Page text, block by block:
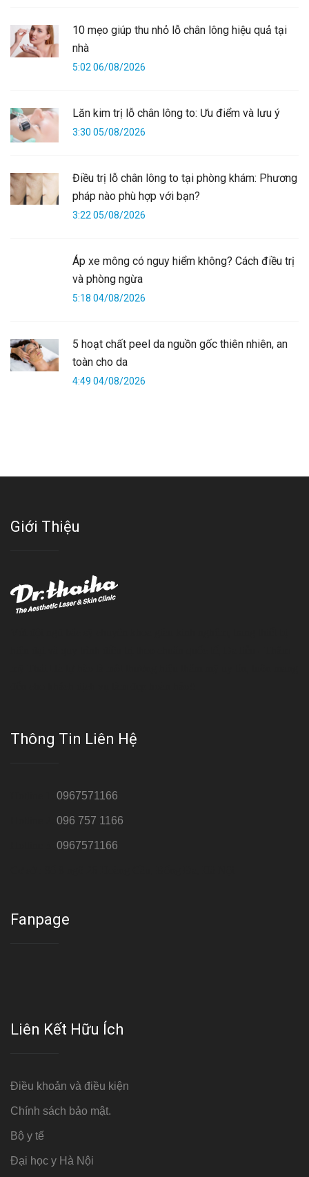
10 mẹo giúp thu nhỏ lỗ chân lông hiệu quả tại
nhà
5:02 06/08/2026
Lăn kim trị lỗ chân lông to: Ưu điểm và lưu ý
3:30 05/08/2026
Điều trị lỗ chân lông to tại phòng khám: Phương
pháp nào phù hợp với bạn?
3:22 05/08/2026
Áp xe mông có nguy hiểm không? Cách điều trị
và phòng ngừa
5:18 04/08/2026
5 hoạt chất peel da nguồn gốc thiên nhiên, an
toàn cho da
4:49 04/08/2026
Giới Thiệu
Thông Tin Liên Hệ
0967571166
096 757 1166
0967571166
Fanpage
Liên Kết Hữu Ích
Điều khoản và điều kiện
Chính sách bảo mật.
Bộ y tế
Đại học y Hà Nội